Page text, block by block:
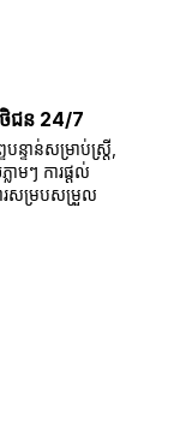
ថិជន 24/7
ន្ទាន់សម្រាប់ស្ត្រី,
មៗ ការផ្តល់
សម្របសម្រួល